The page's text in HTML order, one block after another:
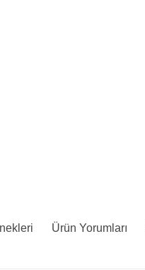
Ürün Yorumları